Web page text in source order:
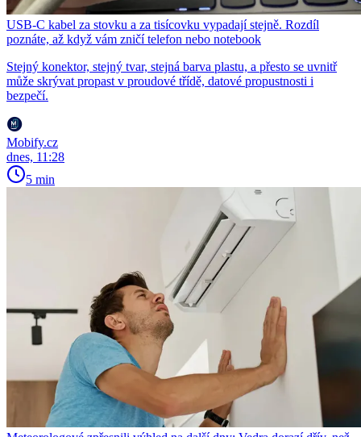
USB-C kabel za stovku a za tisícovku vypadají stejně. Rozdíl
poznáte, až když vám zničí telefon nebo notebook
Stejný konektor, stejný tvar, stejná barva plastu, a přesto se uvnitř
může skrývat propast v proudové třídě, datové propustnosti i
bezpečí.
Mobify.cz
dnes, 11:28
5 min